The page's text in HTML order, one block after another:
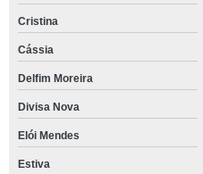
Cristina
Cássia
Delfim Moreira
Divisa Nova
Elói Mendes
Estiva